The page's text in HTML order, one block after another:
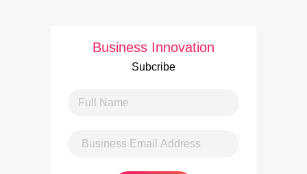
Business Innovation
Subcribe